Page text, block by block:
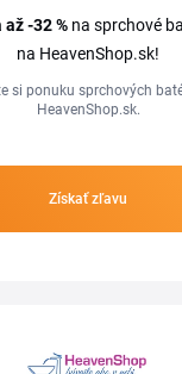
až -32 % na sprchové
na HeavenShop.sk!
si ponuku sprchových
HeavenShop.sk.
Získať zľavu